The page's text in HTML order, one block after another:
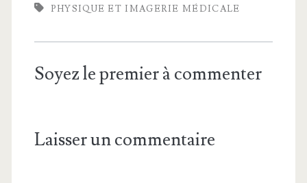
PHYSIQUE ET IMAGERIE MÉDICALE
Soyez le premier à commenter
Laisser un commentaire